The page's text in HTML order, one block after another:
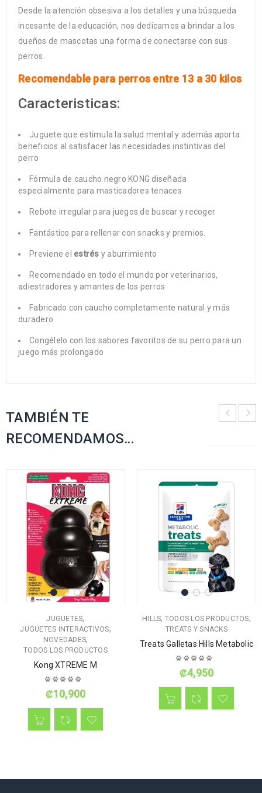
Desde la atención obsesiva a los detalles y una búsqueda
incesante de la educación, nos dedicamos a brindar a los
dueños de mascotas una forma de conectarse con sus
perros.
Recomendable para perros entre 13 a 30 kilos
Caracteristicas:
Juguete que estimula la salud mental y además aporta
beneficios al satisfacer las necesidades instintivas del
perro
Fórmula de caucho negro KONG diseñada
especialmente para masticadores tenaces
Rebote irregular para juegos de buscar y recoger
Fantástico para rellenar con snacks y premios.
Previene el estrés y aburrimiento
Recomendado en todo el mundo por veterinarios,
adiestradores y amantes de los perros
Fabricado con caucho completamente natural y más
duradero
Congélelo con los sabores favoritos de su perro para un
juego más prolongado
TAMBIÉN TE
RECOMENDAMOS…
JUGUETES,
JUGUETES INTERACTIVOS,
NOVEDADES,
TODOS LOS PRODUCTOS
Kong XTREME M
₡10,900
HILLS, TODOS LOS PRODUCTOS,
TREATS Y SNACKS
Treats Galletas Hills Metabolic
₡4,950